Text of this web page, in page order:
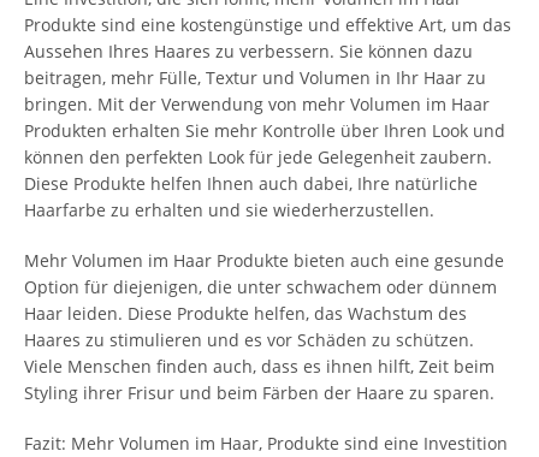
Produkte sind eine kostengünstige und effektive Art, um das
Aussehen Ihres Haares zu verbessern. Sie können dazu
beitragen, mehr Fülle, Textur und Volumen in Ihr Haar zu
bringen. Mit der Verwendung von mehr Volumen im Haar
Produkten erhalten Sie mehr Kontrolle über Ihren Look und
können den perfekten Look für jede Gelegenheit zaubern.
Diese Produkte helfen Ihnen auch dabei, Ihre natürliche
Haarfarbe zu erhalten und sie wiederherzustellen.
Mehr Volumen im Haar Produkte bieten auch eine gesunde
Option für diejenigen, die unter schwachem oder dünnem
Haar leiden. Diese Produkte helfen, das Wachstum des
Haares zu stimulieren und es vor Schäden zu schützen.
Viele Menschen finden auch, dass es ihnen hilft, Zeit beim
Styling ihrer Frisur und beim Färben der Haare zu sparen.
Fazit: Mehr Volumen im Haar, Produkte sind eine Investition